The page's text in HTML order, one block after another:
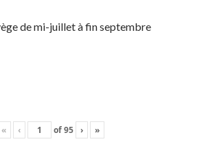
de mi-juillet à fin septembre
« ‹ of95 › »